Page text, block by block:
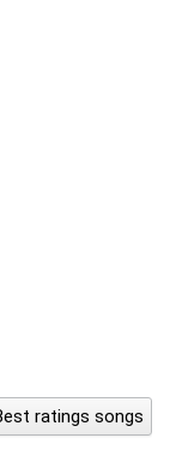
ratings songs